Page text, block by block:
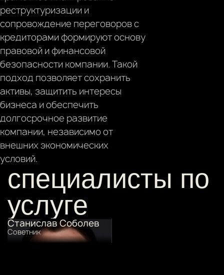
реструктуризации и
сопровождение переговоров с
кредиторами формируют основу
правовой и финансовой
безопасности компании. Такой
подход позволяет сохранить
активы, защитить интересы
бизнеса и обеспечить
долгосрочное развитие
компании, независимо от
внешних экономических
условий.
специалисты по
услуге
Станислав Соболев
Советник